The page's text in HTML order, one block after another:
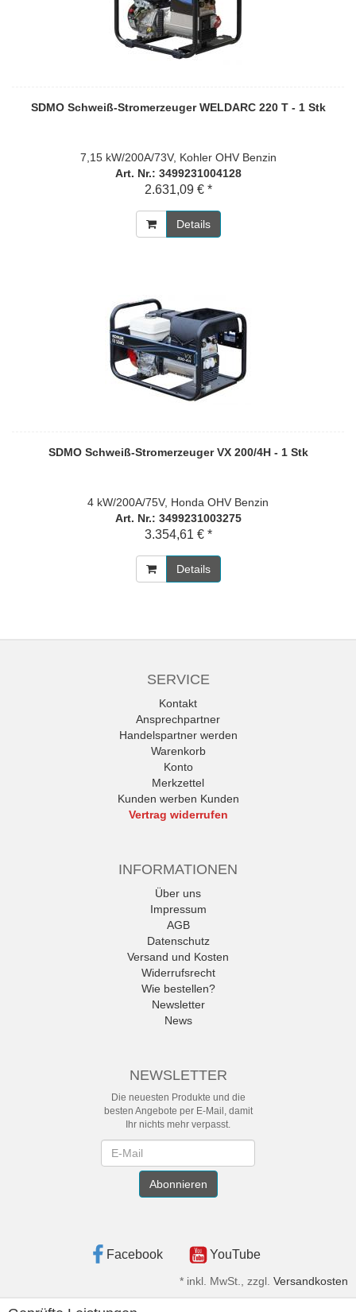
SDMO Schweiß-Stromerzeuger WELDARC 220 T - 1 Stk
7,15 kW/200A/73V, Kohler OHV Benzin
Art. Nr.: 3499231004128
2.631,09 € *
Details
SDMO Schweiß-Stromerzeuger VX 200/4H - 1 Stk
4 kW/200A/75V, Honda OHV Benzin
Art. Nr.: 3499231003275
3.354,61 € *
Details
SERVICE
Kontakt
Ansprechpartner
Handelspartner werden
Warenkorb
Konto
Merkzettel
Kunden werben Kunden
Vertrag widerrufen
INFORMATIONEN
Über uns
Impressum
AGB
Datenschutz
Versand und Kosten
Widerrufsrecht
Wie bestellen?
Newsletter
News
NEWSLETTER
Die neuesten Produkte und die
besten Angebote per E-Mail, damit
Ihr nichts mehr verpasst.
Abonnieren
Facebook YouTube
* inkl. MwSt., zzgl. Versandkosten